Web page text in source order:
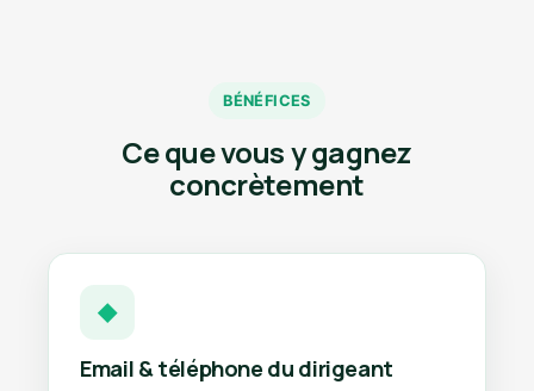
BÉNÉFICES
Ce que vous y gagnez
concrètement
◆
Email & téléphone du dirigeant